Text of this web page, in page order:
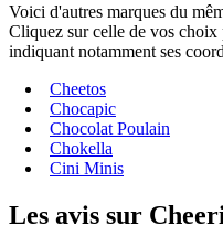
Voici d'autres marques du
Cliquez sur celle de vos choix
indiquant notamment ses
Cheetos
Chocapic
Chocolat Poulain
Chokella
Cini Minis
Les avis sur